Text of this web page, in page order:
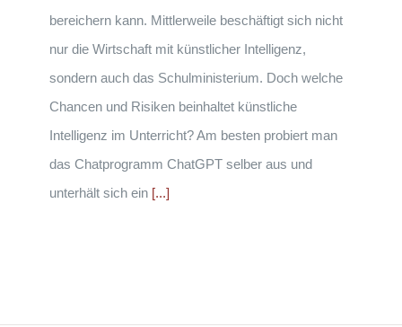
bereichern kann. Mittlerweile beschäftigt sich nicht
nur die Wirtschaft mit künstlicher Intelligenz,
sondern auch das Schulministerium. Doch welche
Chancen und Risiken beinhaltet künstliche
Intelligenz im Unterricht? Am besten probiert man
das Chatprogramm ChatGPT selber aus und
unterhält sich ein [...]